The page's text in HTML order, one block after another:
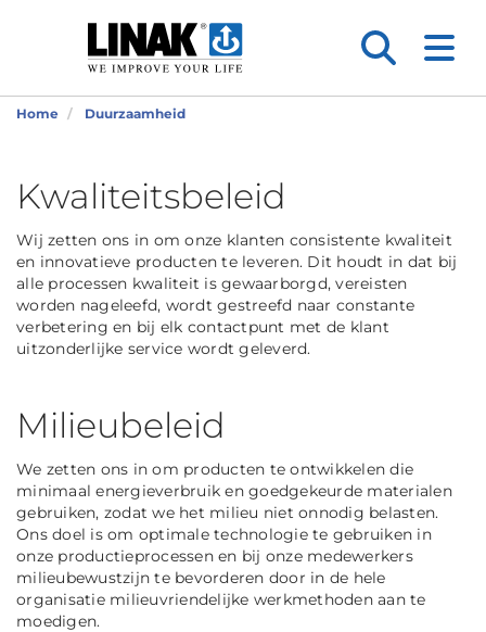
Home Duurzaamheid
Kwaliteitsbeleid
Wij zetten ons in om onze klanten consistente kwaliteit
en innovatieve producten te leveren. Dit houdt in dat bij
alle processen kwaliteit is gewaarborgd, vereisten
worden nageleefd, wordt gestreefd naar constante
verbetering en bij elk contactpunt met de klant
uitzonderlijke service wordt geleverd.
Milieubeleid
We zetten ons in om producten te ontwikkelen die
minimaal energieverbruik en goedgekeurde materialen
gebruiken, zodat we het milieu niet onnodig belasten.
Ons doel is om optimale technologie te gebruiken in
onze productieprocessen en bij onze medewerkers
milieubewustzijn te bevorderen door in de hele
organisatie milieuvriendelijke werkmethoden aan te
moedigen.